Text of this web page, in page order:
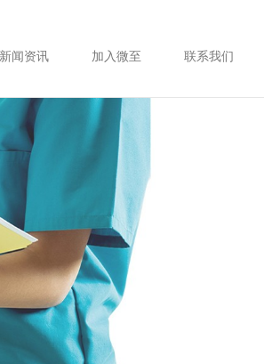
新闻资讯 加入微至 联系我们